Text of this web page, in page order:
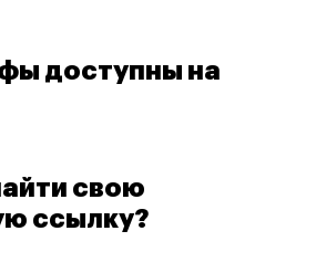
доступны на
свою
ссылку?